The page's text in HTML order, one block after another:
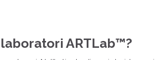
ARTLab™?